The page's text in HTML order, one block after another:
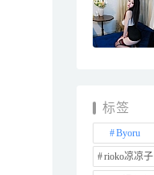
标签
Byoru
rioko凉凉子